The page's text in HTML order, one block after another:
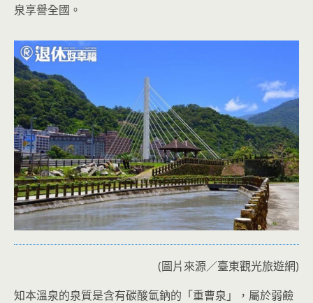
泉享譽全國。
(圖片來源／臺東觀光旅遊網)
知本溫泉的泉質是含有碳酸氫鈉的「重曹泉」，屬於弱鹼